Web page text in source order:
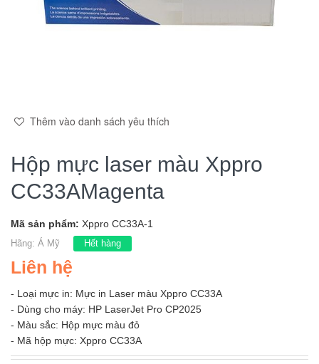
Thêm vào danh sách yêu thích
Hộp mực laser màu Xppro
CC33AMagenta
Mã sản phẩm: Xppro CC33A-1
Hãng: Á Mỹ Hết hàng
Liên hệ
- Loại mực in: Mực in Laser màu Xppro CC33A
- Dùng cho máy: HP LaserJet Pro CP2025
- Màu sắc: Hộp mực màu đỏ
- Mã hộp mực: Xppro CC33A